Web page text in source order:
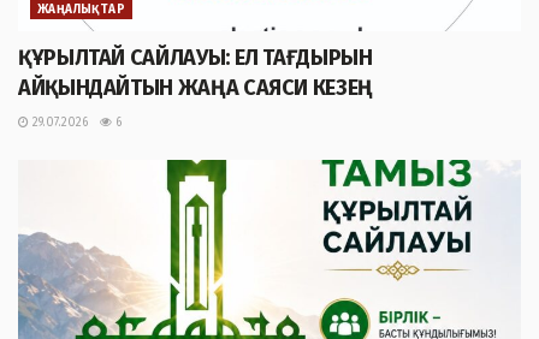
ЖАҢАЛЫҚТАР
ҚҰРЫЛТАЙ САЙЛАУЫ: ЕЛ ТАҒДЫРЫН
АЙҚЫНДАЙТЫН ЖАҢА САЯСИ КЕЗЕҢ
29.07.2026 6